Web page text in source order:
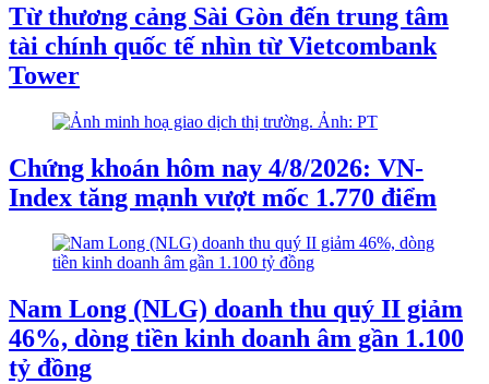
Từ thương cảng Sài Gòn đến trung tâm
tài chính quốc tế nhìn từ Vietcombank
Tower
Chứng khoán hôm nay 4/8/2026: VN-
Index tăng mạnh vượt mốc 1.770 điểm
Nam Long (NLG) doanh thu quý II giảm
46%, dòng tiền kinh doanh âm gần 1.100
tỷ đồng